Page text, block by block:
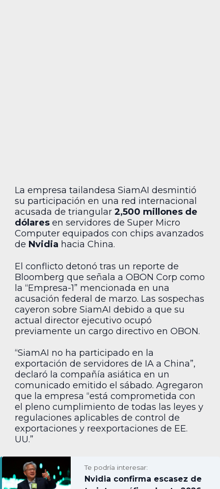
La empresa tailandesa SiamAI desmintió
su participación en una red internacional
acusada de triangular 2,500 millones de
dólares en servidores de Super Micro
Computer equipados con chips avanzados
de Nvidia hacia China.
El conflicto detonó tras un reporte de
Bloomberg que señala a OBON Corp como
la “Empresa-1” mencionada en una
acusación federal de marzo. Las sospechas
cayeron sobre SiamAI debido a que su
actual director ejecutivo ocupó
previamente un cargo directivo en OBON.
“SiamAI no ha participado en la
exportación de servidores de IA a China”,
declaró la compañía asiática en un
comunicado emitido el sábado. Agregaron
que la empresa “está comprometida con
el pleno cumplimiento de todas las leyes y
regulaciones aplicables de control de
exportaciones y reexportaciones de EE.
UU.”
Te podría interesar:
Nvidia confirma escasez de